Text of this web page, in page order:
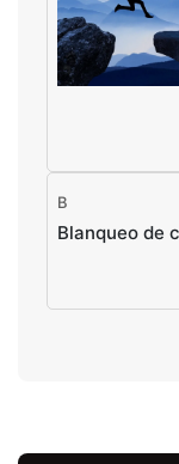
B
Blanqueo de